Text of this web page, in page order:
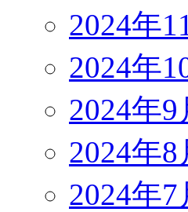
2024年
2024年
2024年9
2024年8
2024年7